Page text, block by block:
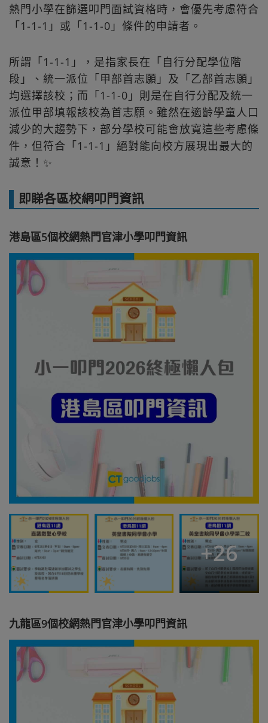
熱門小學在篩選叩門面試資格時，會優先考慮符合
「1-1-1」或「1-1-0」條件的申請者。
所謂「1-1-1」，是指家長在「自行分配學位階
段」、統一派位「甲部首志願」及「乙部首志願」
均選擇該校；而「1-1-0」則是在自行分配及統一
派位甲部填報該校為首志願。雖然在適齡學童人口
減少的大趨勢下，部分學校可能會放寬這些考慮條
件，但符合「1-1-1」絕對能向校方展現出最大的
誠意！✨
即睇各區校網叩門資訊
港島區5個校網熱門官津小學叩門資訊
+26
九龍區9個校網熱門官津小學叩門資訊